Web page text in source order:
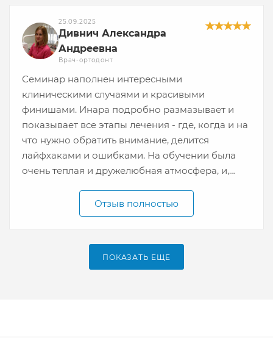
25.09.2025
Дивнич Александра
Андреевна
Врач-ортодонт
Семинар наполнен интересными
клиническими случаями и красивыми
финишами. Инара подробно размазывает и
показывает все этапы лечения - где, когда и на
что нужно обратить внимание, делится
лайфхаками и ошибками. На обучении была
очень теплая и дружелюбная атмосфера, и,
вопросы по ходу семинара. Огромное спасибо,
Инара! Вы лучшая!
Отзыв полностью
ПОКАЗАТЬ ЕЩЕ